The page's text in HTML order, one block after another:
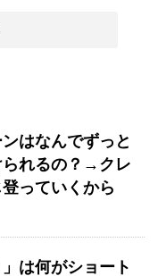
はなんでずっと
られるの？→クレ
っていくから
は何がショート